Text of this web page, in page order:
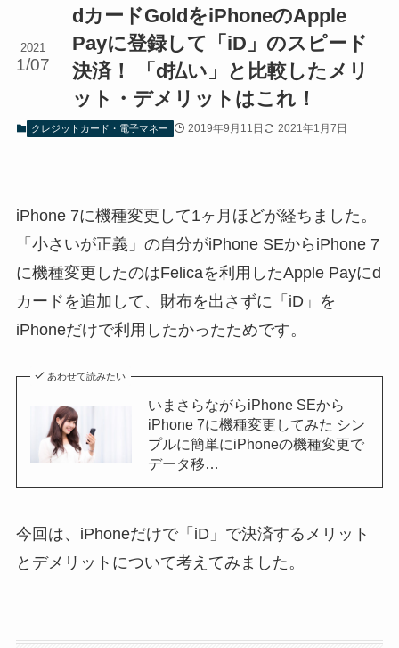
dカードGoldをiPhoneのApple
Payに登録して「iD」のスピード
決済！ 「d払い」と比較したメリ
ット・デメリットはこれ！
2021
1/07
クレジットカード・電子マネー 2019年9月11日 2021年1月7日
iPhone 7に機種変更して1ヶ月ほどが経ちました。
「小さいが正義」の自分がiPhone SEからiPhone 7
に機種変更したのはFelicaを利用したApple Payにd
カードを追加して、財布を出さずに「iD」を
iPhoneだけで利用したかったためです。
あわせて読みたい
いまさらながらiPhone SEから
iPhone 7に機種変更してみた シン
プルに簡単にiPhoneの機種変更で
データ移…
今回は、iPhoneだけで「iD」で決済するメリット
とデメリットについて考えてみました。